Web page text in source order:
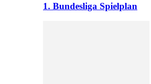
1. Bundesliga Spielplan